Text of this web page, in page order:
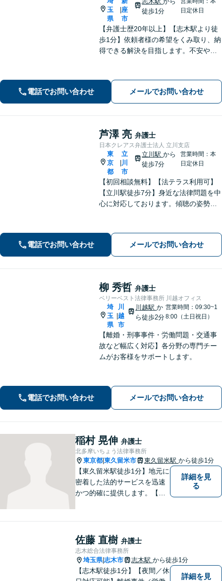
玉
県
座
市
徒歩1分
日定休日
【弁護士歴20年以上】【志木駅より徒
歩1分】依頼者様の希望をくみ取り、納
得できる解決を目指します。不安や疑
事件／何でも遠慮せずご相談ください
【初回面談無料（30分まで）】
電話でお問い合わせ メールでお問い合わせ
芦澤 亮 弁護士
日本クレアス弁護士法人 立川支店
東
京
都
立
川
市
立川駅から
徒歩7分
営業時間：本
日定休日
【初回相談無料】【法テラス利用可】
【立川駅徒歩7分】身近な法律問題を中
心に対応しております。傾聴の姿勢と
ましたらお気軽にご相談ください。
【電話相談可】【休日・夜間面談可】
電話でお問い合わせ メールでお問い合わせ
柳 秀哲 弁護士
ベリーベスト法律事務所 川越オフィス
埼
玉
県
|
川
越
市
川越駅か
ら徒歩2分
営業時間：09:30~1
8:00（土日祝日）
【離婚・刑事事件・労働問題・交通事
故など幅広く対応】各分野の専門チー
ムがお客様をサポートします。
電話でお問い合わせ メールでお問い合わせ
稲村 晃伸 弁護士
北多摩いちょう法律事務所
東京都 東久留米市 東久留米駅 から徒歩1分
【東久留米駅徒歩1分】地元に
密着した法的サービスを迅速
かつ的確に提供します。【当
納得のいく解決を目指して、
全力を尽くします。【法テラ
ス利用可能】
詳細を見
る
佐藤 直樹 弁護士
志木総合法律事務所
埼玉県|志木市 志木駅 から徒歩1分
【志木駅徒歩1分】【夜間／休
詳細を見